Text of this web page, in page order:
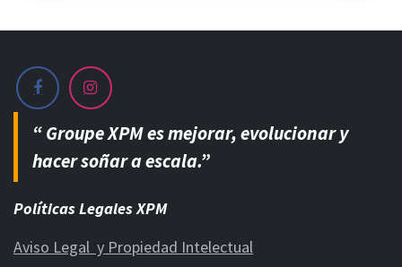
“ Groupe XPM es mejorar, evolucionar y
hacer soñar a escala.”
Políticas Legales XPM
Aviso Legal y Propiedad Intelectual